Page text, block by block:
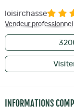
loisirchasse
Vendeur professionnel
INFORMATIONS